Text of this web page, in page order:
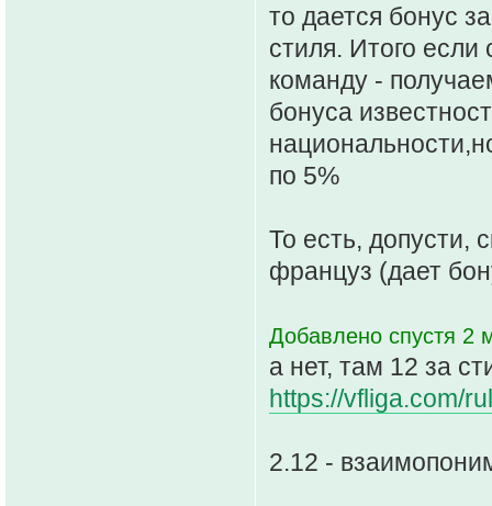
то дается бонус
стиля. Итого
команду -
бонуса
по 5%
То есть, допусти,
француз (дает
Добавлено спустя 2
а нет, там 12 за
https://vfliga.com/
2.12 -